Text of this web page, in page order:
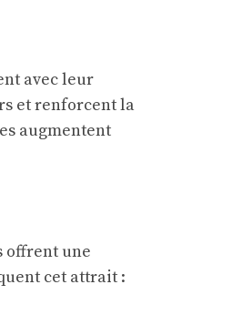
avec leur
et renforcent la
augmentent
offrent une
cet attrait :